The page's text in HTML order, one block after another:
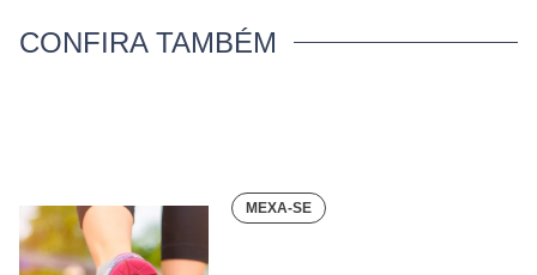
CONFIRA TAMBÉM
MEXA-SE